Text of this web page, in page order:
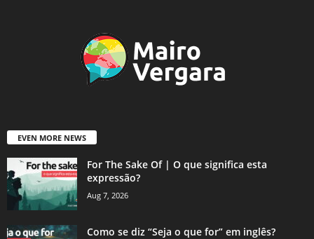
EVEN MORE NEWS
For The Sake Of | O que significa esta
expressão?
Aug 7, 2026
Como se diz “Seja o que for” em inglês?